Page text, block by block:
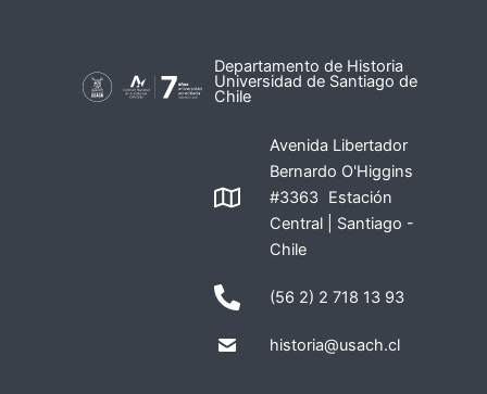
Departamento de Historia
Universidad de Santiago de
Chile
Avenida Libertador
Bernardo O'Higgins
#3363 Estación
Central | Santiago -
Chile
(56 2) 2 718 13 93
historia@usach.cl